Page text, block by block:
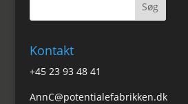
Kontakt
+45 23 93 48 41
AnnC@potentialefabrikken.dk